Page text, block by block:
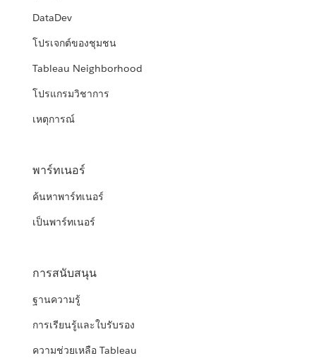
DataDev
โปรเจกต์ของชุมชน
Tableau Neighborhood
โปรแกรมวิชาการ
เหตุการณ์
พาร์ทเนอร์
ค้นหาพาร์ทเนอร์
เป็นพาร์ทเนอร์
การสนับสนุน
ฐานความรู้
การเรียนรู้และใบรับรอง
ความช่วยเหลือ Tableau